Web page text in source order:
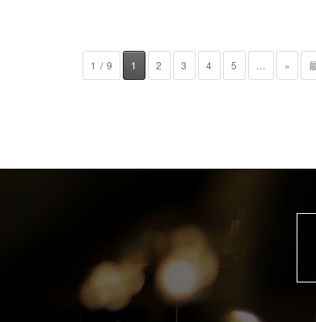
1 / 9 1 2 3 4 5 ... »